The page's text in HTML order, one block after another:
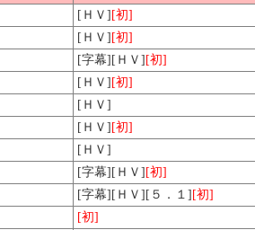
[ＨＶ][初]
[ＨＶ][初]
[字幕][ＨＶ][初]
[ＨＶ][初]
[ＨＶ]
[ＨＶ][初]
[ＨＶ]
[字幕][ＨＶ][初]
[字幕][ＨＶ][５．１][初]
[初]